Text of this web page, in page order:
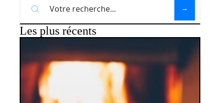
Les plus récents